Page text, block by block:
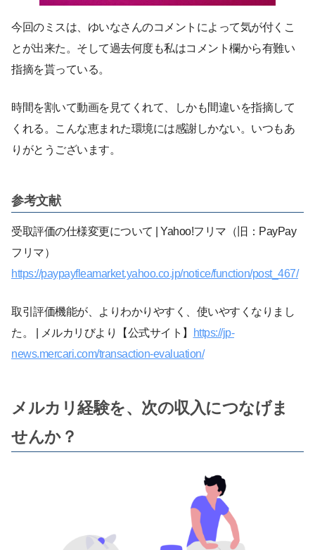
今回のミスは、ゆいなさんのコメントによって気が付くこ
とが出来た。そして過去何度も私はコメント欄から有難い
指摘を貰っている。
時間を割いて動画を見てくれて、しかも間違いを指摘して
くれる。こんな恵まれた環境には感謝しかない。いつもあ
りがとうございます。
参考文献
受取評価の仕様変更について | Yahoo!フリマ（旧：PayPay
フリマ）
https://paypayfleamarket.yahoo.co.jp/notice/function/post_467/
取引評価機能が、よりわかりやすく、使いやすくなりまし
た。 | メルカリびより【公式サイト】
https://jp-
news.mercari.com/transaction-evaluation/
メルカリ経験を、次の収入につなげま
せんか？